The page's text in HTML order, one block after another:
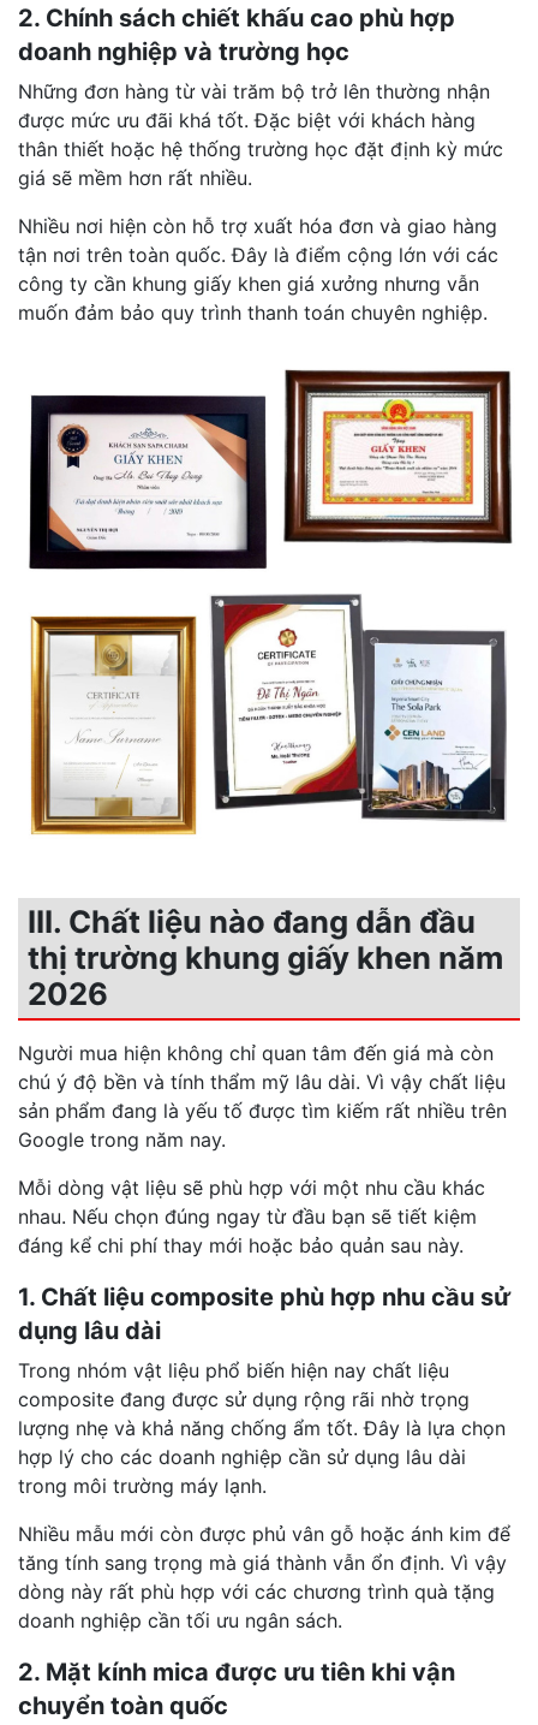
2. Chính sách chiết khấu cao phù hợp
doanh nghiệp và trường học
Những đơn hàng từ vài trăm bộ trở lên thường nhận
được mức ưu đãi khá tốt. Đặc biệt với khách hàng
thân thiết hoặc hệ thống trường học đặt định kỳ mức
giá sẽ mềm hơn rất nhiều.
Nhiều nơi hiện còn hỗ trợ xuất hóa đơn và giao hàng
tận nơi trên toàn quốc. Đây là điểm cộng lớn với các
công ty cần khung giấy khen giá xưởng nhưng vẫn
muốn đảm bảo quy trình thanh toán chuyên nghiệp.
III. Chất liệu nào đang dẫn đầu
thị trường khung giấy khen năm
2026
Người mua hiện không chỉ quan tâm đến giá mà còn
chú ý độ bền và tính thẩm mỹ lâu dài. Vì vậy chất liệu
sản phẩm đang là yếu tố được tìm kiếm rất nhiều trên
Google trong năm nay.
Mỗi dòng vật liệu sẽ phù hợp với một nhu cầu khác
nhau. Nếu chọn đúng ngay từ đầu bạn sẽ tiết kiệm
đáng kể chi phí thay mới hoặc bảo quản sau này.
1. Chất liệu composite phù hợp nhu cầu sử
dụng lâu dài
Trong nhóm vật liệu phổ biến hiện nay chất liệu
composite đang được sử dụng rộng rãi nhờ trọng
lượng nhẹ và khả năng chống ẩm tốt. Đây là lựa chọn
hợp lý cho các doanh nghiệp cần sử dụng lâu dài
trong môi trường máy lạnh.
Nhiều mẫu mới còn được phủ vân gỗ hoặc ánh kim để
tăng tính sang trọng mà giá thành vẫn ổn định. Vì vậy
dòng này rất phù hợp với các chương trình quà tặng
doanh nghiệp cần tối ưu ngân sách.
2. Mặt kính mica được ưu tiên khi vận
chuyển toàn quốc